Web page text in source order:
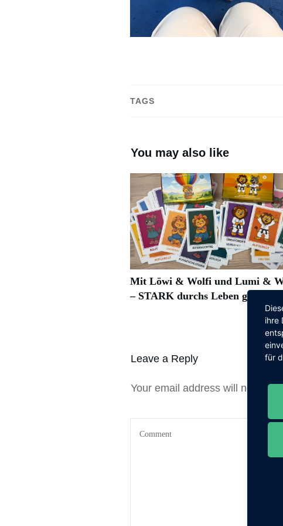
TAGS
You may also like
Mit Löwi & Wolfi und Lumi &
– STARK durchs Leben gehen
Leave a Reply
Your email address will not be
ihre
für